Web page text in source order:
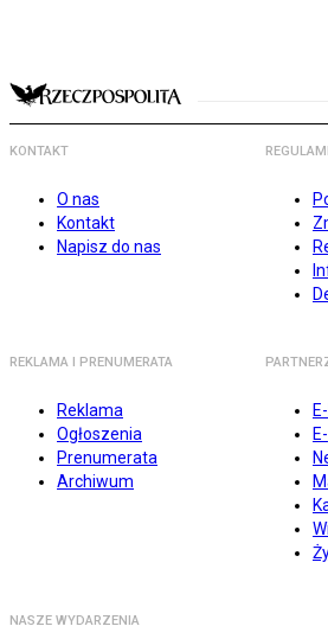
KONTAKT
O nas
Kontakt
Napisz do nas
REKLAMA I PRENUMERATA
Reklama
Ogłoszenia
Prenumerata
Archiwum
NASZE WYDARZENIA